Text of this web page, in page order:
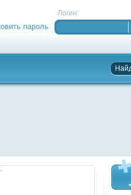
Логин:
пароль